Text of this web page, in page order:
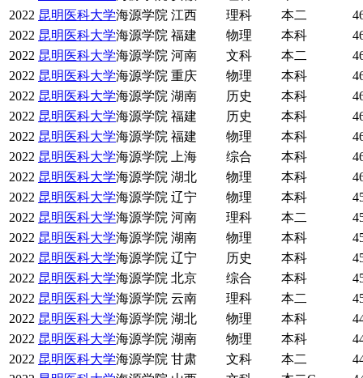
2022 昆明医科大学海源学院 江西 理科 本二
2022 昆明医科大学海源学院 福建 物理 本科
2022 昆明医科大学海源学院 河南 文科 本二
2022 昆明医科大学海源学院 重庆 物理 本科
2022 昆明医科大学海源学院 湖南 历史 本科
2022 昆明医科大学海源学院 福建 历史 本科
2022 昆明医科大学海源学院 福建 物理 本科
2022 昆明医科大学海源学院 上海 综合 本科
2022 昆明医科大学海源学院 湖北 物理 本科
2022 昆明医科大学海源学院 辽宁 物理 本科
2022 昆明医科大学海源学院 河南 理科 本二
2022 昆明医科大学海源学院 湖南 物理 本科
2022 昆明医科大学海源学院 辽宁 历史 本科
2022 昆明医科大学海源学院 北京 综合 本科
2022 昆明医科大学海源学院 云南 理科 本二
2022 昆明医科大学海源学院 湖北 物理 本科
2022 昆明医科大学海源学院 湖南 物理 本科
2022 昆明医科大学海源学院 甘肃 文科 本二